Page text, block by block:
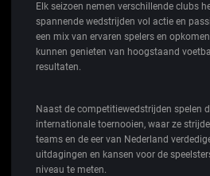
Elk seizoen nemen verschillende clubs
spannende wedstrijden vol actie en
een mix van ervaren spelers en
kunnen genieten van hoogstaand
resultaten.
Naast de competitiewedstrijden spelen
internationale toernooien, waar ze
teams en de eer van Nederland
uitdagingen en kansen voor de
niveau te meten.